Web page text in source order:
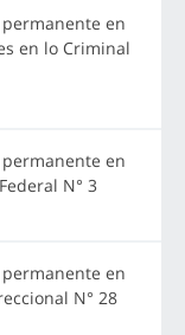
en
en lo Criminal
en
N° 3
en
N° 28